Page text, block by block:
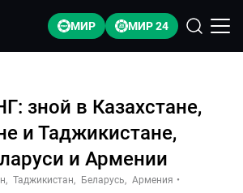
МИР МИР 24
зной в Казахстане,
и Таджикистане,
и Армении
, Таджикистан, Беларусь, Армения •